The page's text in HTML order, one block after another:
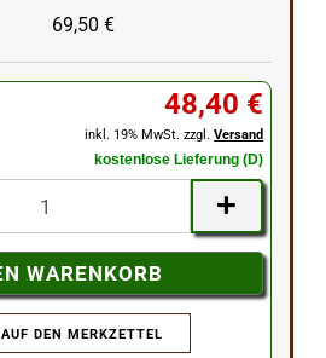
69,50 €
48,40 €
inkl. 19% MwSt. zzgl.Versand
kostenlose Lieferung (D)
AUF DEN MERKZETTEL